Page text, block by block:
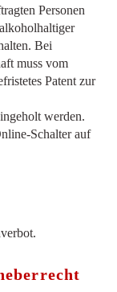
Personen
Bei
muss vom
Patent zur
werden.
Schalter auf